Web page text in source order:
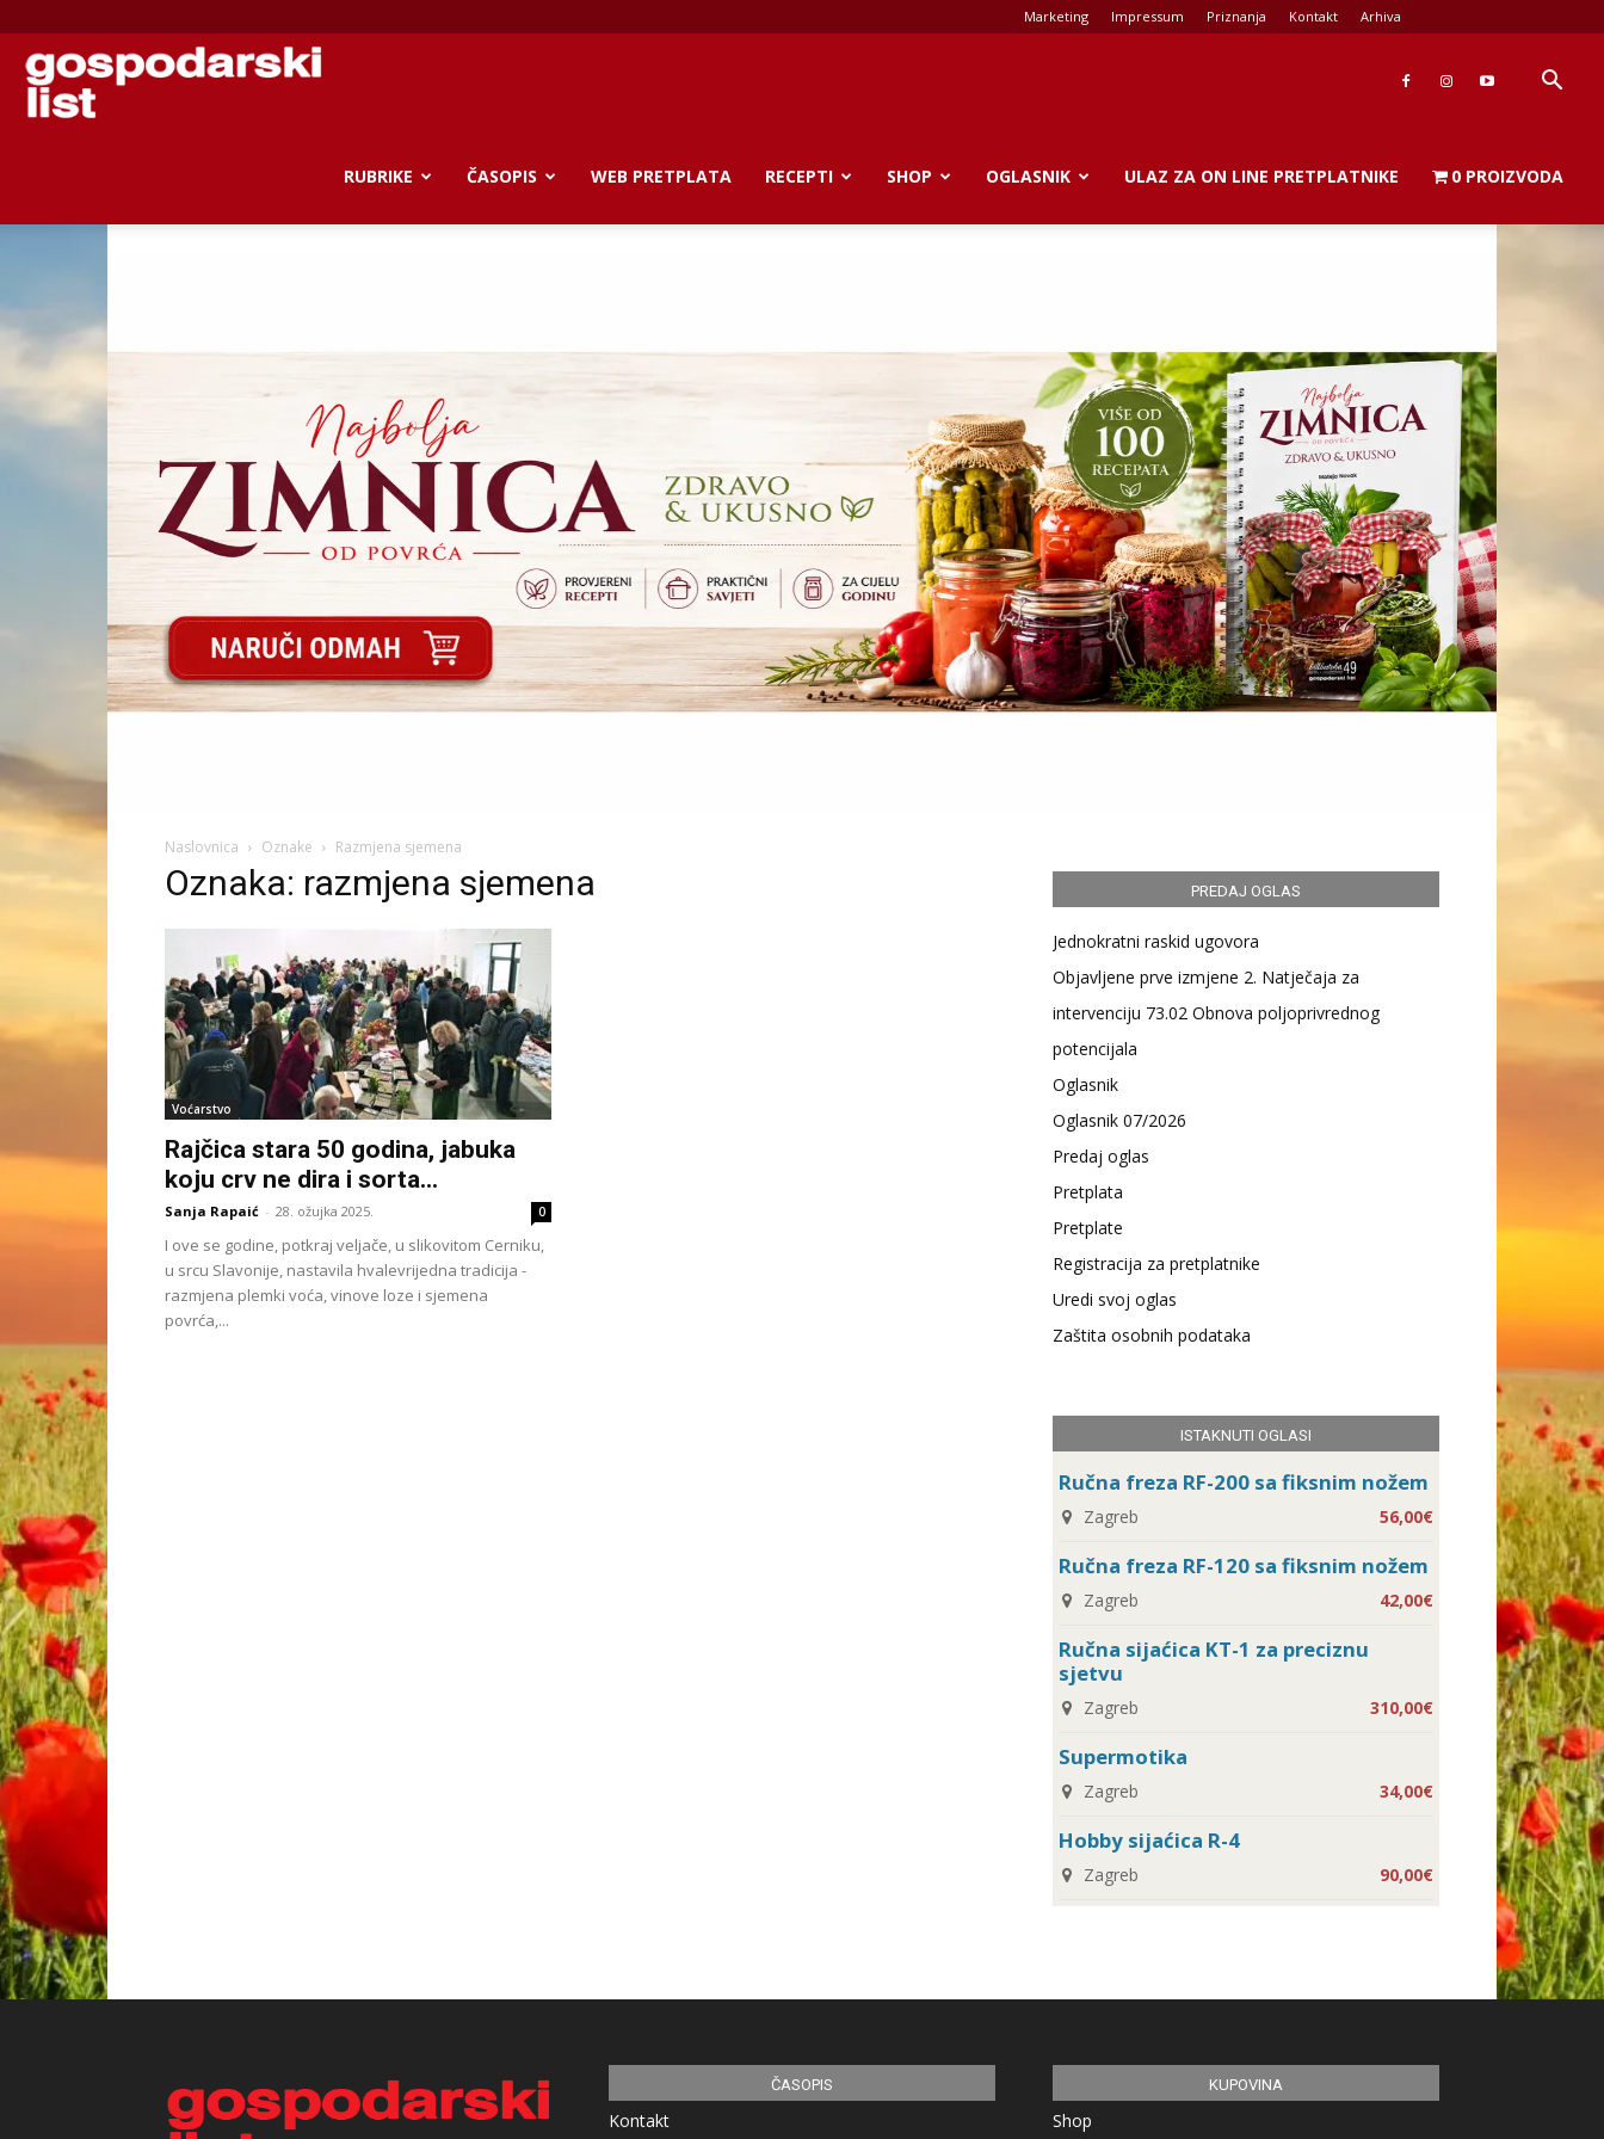
Marketing Impressum Priznanja Kontakt Arhiva
Gospodarski
RUBRIKE ČASOPIS WEB PRETPLATA RECEPTI SHOP OGLASNIK ULAZ ZA ON LINE PRETPLATNIKE 0 PROIZVODA
Naslovnica Oznake Razmjena sjemena
Oznaka: razmjena sjemena
Voćarstvo
Rajčica stara 50 godina, jabuka
koju crv ne dira i sorta...
Sanja Rapaić - 28. ožujka 2025. 0
I ove se godine, potkraj veljače, u slikovitom Cerniku,
u srcu Slavonije, nastavila hvalevrijedna tradicija -
razmjena plemki voća, vinove loze i sjemena
povrća,...
PREDAJ OGLAS
Jednokratni raskid ugovora
Objavljene prve izmjene 2. Natječaja za
intervenciju 73.02 Obnova poljoprivrednog
potencijala
Oglasnik
Oglasnik 07/2026
Predaj oglas
Pretplata
Pretplate
Registracija za pretplatnike
Uredi svoj oglas
Zaštita osobnih podataka
ISTAKNUTI OGLASI
Ručna freza RF-200 sa fiksnim nožem
Zagreb 56,00€
Ručna freza RF-120 sa fiksnim nožem
Zagreb 42,00€
Ručna sijaćica KT-1 za preciznu
sjetvu
Zagreb 310,00€
Supermotika
Zagreb 34,00€
Hobby sijaćica R-4
Zagreb 90,00€
ČASOPIS
Kontakt
KUPOVINA
Shop